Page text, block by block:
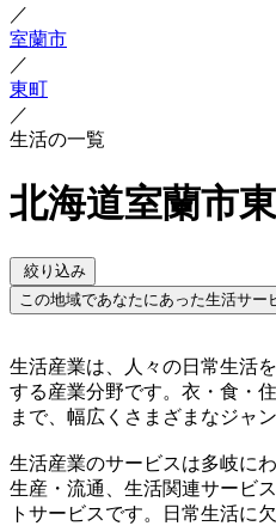
／
室蘭市
／
東町
／
生活の一覧
北海道室蘭市
絞り込み
この地域であなたにあった生活サー
生活産業は、人々の日常生活
する産業分野です。衣・食・
まで、幅広くさまざまなジャ
生活産業のサービスは多岐に
生産・流通、生活関連サービ
トサービスです。日常生活に